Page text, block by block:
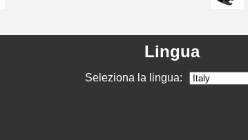
Lingua
Seleziona la lingua: